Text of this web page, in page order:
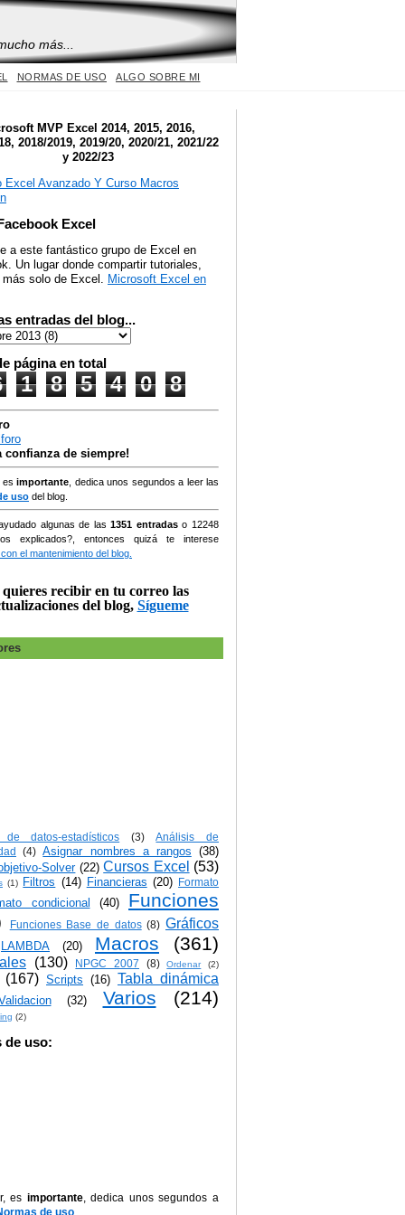
más...
NORMAS DE USO ALGO SOBRE MI
MVP Excel 2014, 2015, 2016,
2018/2019, 2019/20, 2020/21, 2021/22
y 2022/23
Excel
a este fantástico grupo de Excel en
Un lugar donde compartir tutoriales,
solo de Excel. Microsoft Excel en
entradas del blog...
página en total
1 8 5 4 0 8
confianza de siempre!
esimportante , dedica unos segundos a leer las
uso del blog.
algunas de las1351 entradaso 12248
explicados?, entonces quizá te interese
el mantenimiento del blog.
quieres recibir en tu correo las
del blog, Sígueme
de datos-estadísticos (3)
Análisis de
(4) Asignar nombres a rangos
(38)
Solver (22) Cursos Excel (53)
(1) Filtros (14) Financieras (20) Formato
condicional (40)
Funciones
Funciones Base de datos (8) Gráficos
LAMBDA (20) Macros (361)
(130) NPGC 2007 (8) Ordenar (2)
(167) Scripts (16) Tabla dinámica
(32) Varios (214)
(2)
de uso:
es importante, dedica unos segundos a